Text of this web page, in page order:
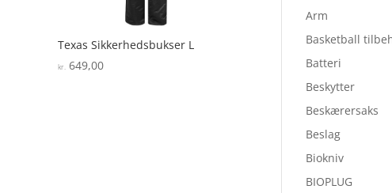
Texas Sikkerhedsbukser L
kr.649,00
Arm
Basketball
Batteri
Beskytter
Beskærersaks
Beslag
Biokniv
BIOPLUG